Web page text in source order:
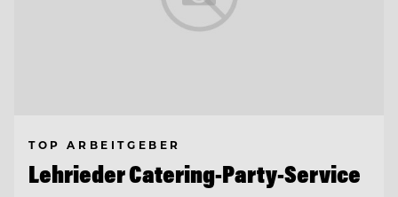
TOP ARBEITGEBER
Lehrieder Catering-Party-Service